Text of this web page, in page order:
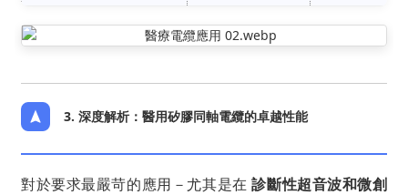
3. 深度解析：醫用矽膠同軸電纜的卓越性能
對於要求最嚴苛的應用－尤其是在診斷性超音波和微創